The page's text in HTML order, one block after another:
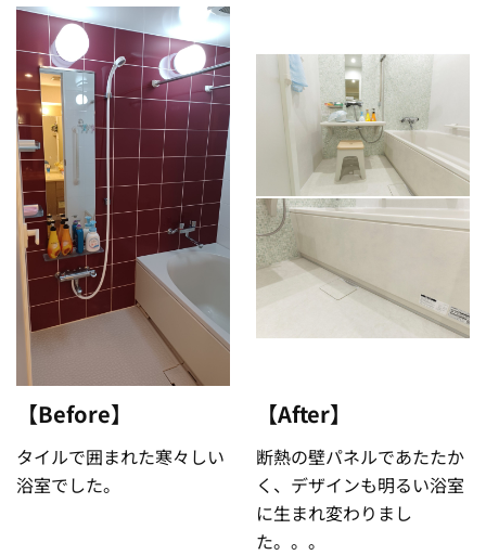
【Before】
タイルで囲まれた寒々しい
浴室でした。
【After】
断熱の壁パネルであたたか
く、デザインも明るい浴室
に生まれ変わりまし
た。。。